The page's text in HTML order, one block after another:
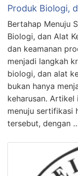
Produk Biologi,
Bertahap Menuju
Biologi, dan Alat
dan keamanan
menjadi langkah
biologi, dan alat
bukan hanya
keharusan. Artikel
menuju sertifikasi
tersebut, dengan